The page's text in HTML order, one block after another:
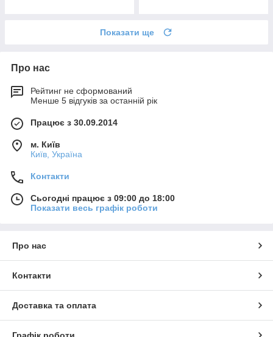
Показати ще
Про нас
Рейтинг не сформований
Менше 5 відгуків за останній рік
Працює з 30.09.2014
м. Київ
Київ, Україна
Контакти
Сьогодні працює з 09:00 до 18:00
Показати весь графік роботи
Про нас
Контакти
Доставка та оплата